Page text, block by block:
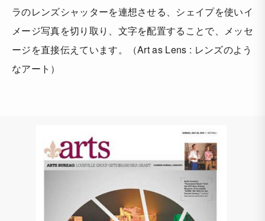
ラのレンズシャッターを連想させる、シェイプを使いイ
メージ写真を切り取り、文字を配置することで、メッセ
ージを直接伝えています。（Art as Lens : レンズのよう
なアート）